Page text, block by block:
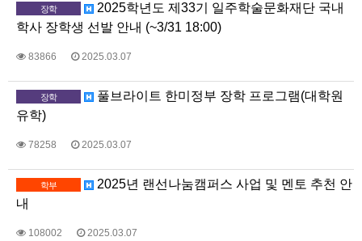
장학
2025학년도 제33기 일주학술문화재단 국내
학사 장학생 선발 안내 (~3/31 18:00)
83866 2025.03.07
장학
풀브라이트 한미정부 장학 프로그램(대학원
유학)
78258 2025.03.07
학부
2025년 랜선나눔캠퍼스 사업 및 멘토 추천 안
내
108002 2025.03.07